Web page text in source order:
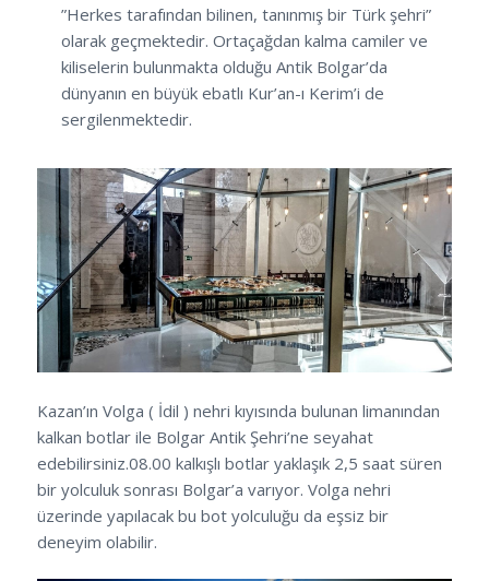
”Herkes tarafından bilinen, tanınmış bir Türk şehri”
olarak geçmektedir. Ortaçağdan kalma camiler ve
kiliselerin bulunmakta olduğu Antik Bolgar’da
dünyanın en büyük ebatlı Kur’an-ı Kerim’i de
sergilenmektedir.
Kazan’ın Volga ( İdil ) nehri kıyısında bulunan limanından
kalkan botlar ile Bolgar Antik Şehri’ne seyahat
edebilirsiniz.08.00 kalkışlı botlar yaklaşık 2,5 saat süren
bir yolculuk sonrası Bolgar’a varıyor. Volga nehri
üzerinde yapılacak bu bot yolculuğu da eşsiz bir
deneyim olabilir.